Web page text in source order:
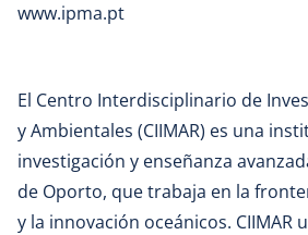
www.ipma.pt
El Centro Interdisciplinario de
y Ambientales (CIIMAR) es una
investigación y enseñanza
de Oporto, que trabaja en la
y la innovación oceánicos. CIIMAR